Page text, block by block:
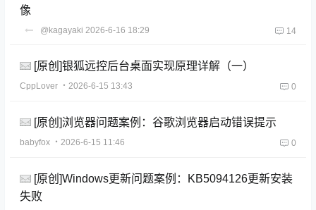
像
@kagayaki 2026-6-16 18:29 14
[原创]银狐远控后台桌面实现原理详解（一）
CppLover ・2026-6-15 13:43 0
[原创]浏览器问题案例：谷歌浏览器启动错误提示
babyfox ・2026-6-15 11:46 0
[原创]Windows更新问题案例：KB5094126更新安装
失败